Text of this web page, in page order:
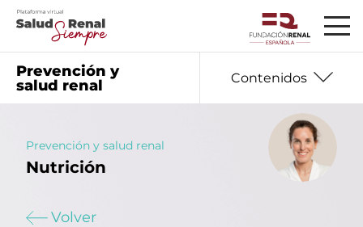
Prevención y
salud renal
Contenidos
01
Información básica
Prevención y salud renal
Nutrición
Volver